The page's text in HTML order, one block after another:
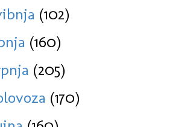
(102)
(160)
(205)
(170)